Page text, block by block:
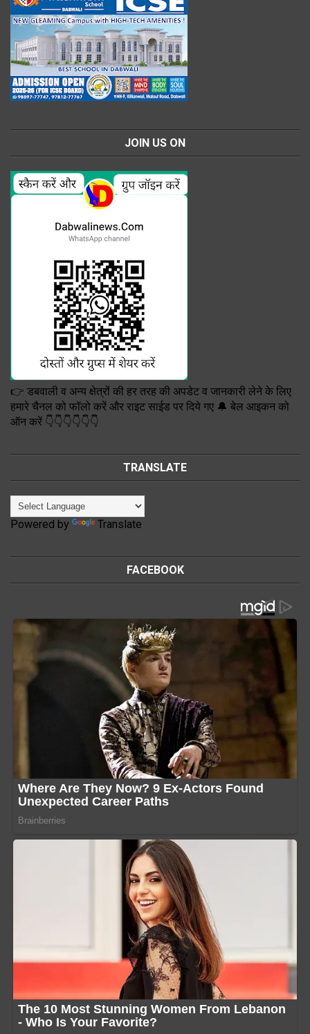
JOIN US ON
👉 डबवाली व अन्य क्षेत्रों की हर तरह की अपडेट व जानकारी लेने के लिए
हमारे चैनल को फॉलो करें और राइट साईड पर दिये गए 🔔 बेल आइकन को
ऑन करें 👇👇👇👇👇👇
TRANSLATE
Powered by Translate
FACEBOOK